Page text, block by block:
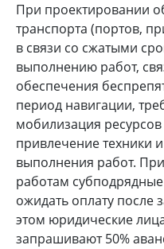
При проектировании
транспорта (портов,
в связи со сжатыми
выполнению работ,
обеспечения
период навигации,
мобилизация
привлечение техники
выполнения работ.
работам
ожидать оплату после
этом юридические
запрашивают 50%